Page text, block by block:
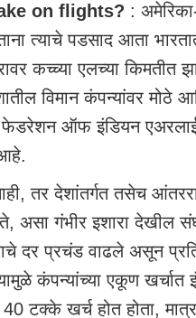
on flights? :
त्याचे पडसाद आता
कच्च्या एलच्या किमतीत
विमान कंपन्यांवर
फेडरेशन ऑफ इंडियन
तर देशांतर्गत तसेच
असा गंभीर इशारा देखील
दर प्रचंड वाढले असून
कंपन्यांच्या एकूण खर्चात
40 टक्के खर्च होत होता,